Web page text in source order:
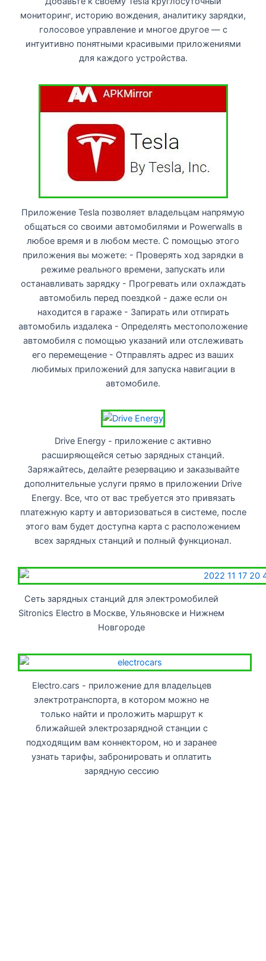
мониторинг, историю вождения, аналитику зарядки,
голосовое управление и многое другое — с
интуитивно понятными красивыми приложениями
для каждого устройства.
Приложение Tesla позволяет владельцам напрямую
общаться со своими автомобилями и Powerwalls в
любое время и в любом месте. С помощью этого
приложения вы можете: - Проверять ход зарядки в
режиме реального времени, запускать или
останавливать зарядку - Прогревать или охлаждать
автомобиль перед поездкой - даже если он
находится в гараже - Запирать или отпирать
автомобиль издалека - Определять местоположение
автомобиля с помощью указаний или отслеживать
его перемещение - Отправлять адрес из ваших
любимых приложений для запуска навигации в
автомобиле.
Drive Energy - приложение с активно
расширяющейся сетью зарядных станций.
Заряжайтесь, делайте резервацию и заказывайте
дополнительные услуги прямо в приложении Drive
Energy. Все, что от вас требуется это привязать
платежную карту и авторизоваться в системе, после
этого вам будет доступна карта с расположением
всех зарядных станций и полный функционал.
Сеть зарядных станций для электромобилей
Sitronics Electro в Москве, Ульяновске и Нижнем
Новгороде
Electro.cars - приложение для владельцев
электротранспорта, в котором можно не
только найти и проложить маршрут к
ближайшей электрозарядной станции с
подходящим вам коннектором, но и заранее
узнать тарифы, забронировать и оплатить
зарядную сессию